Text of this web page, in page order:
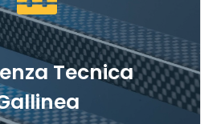
Tecnica